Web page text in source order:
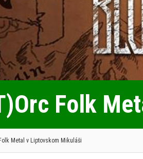
Folk
Metal v Liptovskom Mikuláši